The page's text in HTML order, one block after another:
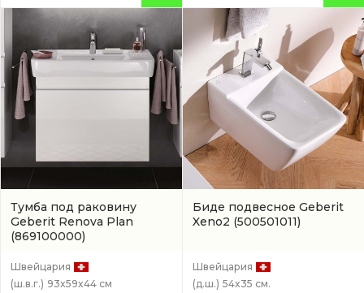
Тумба под раковину
Geberit Renova Plan
(869100000)
Швейцария
(ш.в.г.) 93x59x44 см
Биде подвесное Geberit
Xeno2 (500501011)
Швейцария
(д.ш.) 54x35 см.